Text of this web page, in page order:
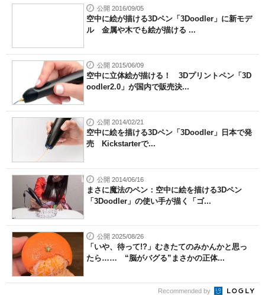
公開 2016/09/05
空中に絵が描ける3Dペン「3Doodler」に新モデ
ル 金属や木でも絵が描ける ...
公開 2015/06/09
空中に立体絵が描ける！ 3Dプリントペン「3D
oodler2.0」が国内で販売決...
公開 2014/02/21
空中に絵を描ける3Dペン「3Doodler」日本で発
売 Kickstarterで...
公開 2014/06/16
まさに魔法のペン：空中に絵を描ける3Dペン
「3Doodler」の使い手が描く「ゴ...
公開 2025/08/26
「いや、待って!?」むきたてのみかんかと思っ
たら…… “脳がバグる”まさかの正体...
Recommended by